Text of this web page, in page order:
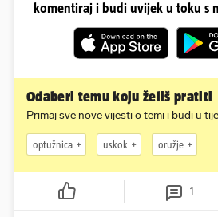
komentiraj i budi uvijek u toku s
Odaberi temu koju želiš pratiti
Primaj sve nove vijesti o temi i budi u
optužnica uskok oružje
1